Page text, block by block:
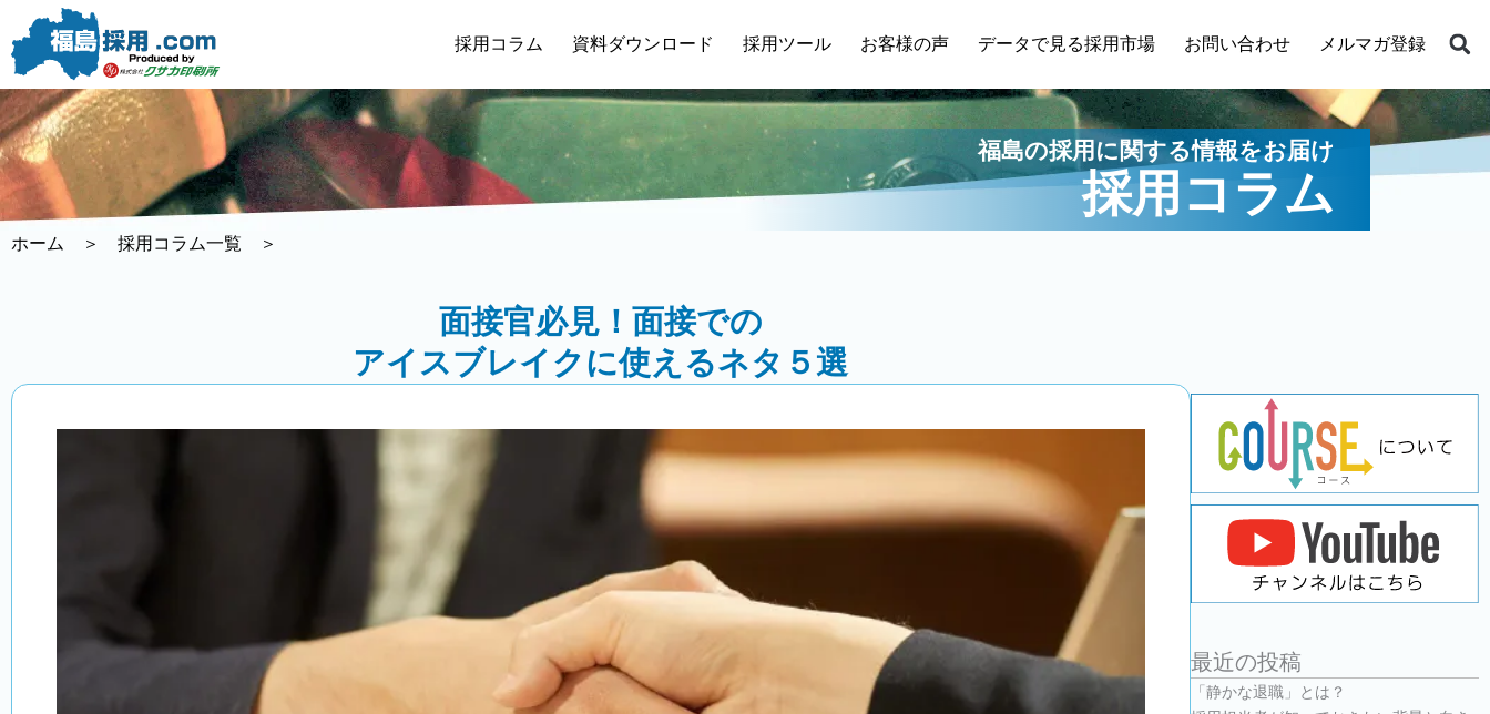
容
を
ス
キ
ッ
プ
採用コラム 資料ダウンロード 採用ツール お客様の声 データで見る採用市場 お問い合わせ メルマガ登録
福島の採用に関する情報をお届け
採用コラム
ホーム ＞ 採用コラム一覧 ＞
面接官必見！面接での
アイスブレイクに使えるネタ５選
最近の投稿
「静かな退職」とは？